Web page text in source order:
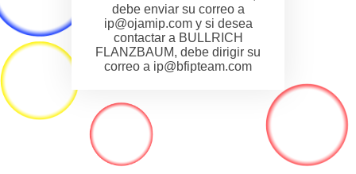
debe enviar su correo a
ip@ojamip.com y si desea
contactar a BULLRICH
FLANZBAUM, debe dirigir su
correo a ip@bfipteam.com